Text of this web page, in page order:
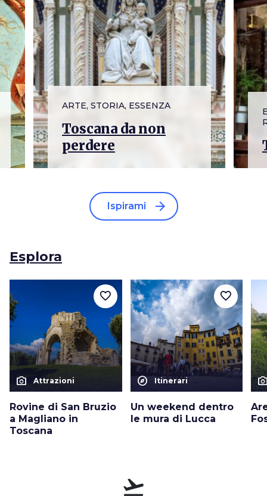
ARTE, STORIA, ESSENZA
Toscana da non
perdere
Ispirami arrow_forward
Esplora
photo_camera Attrazioni
Rovine di San Bruzio
a Magliano in
Toscana
favorite_border
explore Itinerari
Un weekend dentro
le mura di Lucca
favorite_border
flight_takeoff